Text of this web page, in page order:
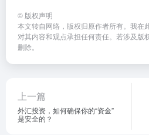
© 版权声明
本文转自网络，版权归原作者所有。我在
对其内容和观点承担任何责任。若涉及版
删除。
上一篇
外汇投资，如何确保你的“资金”
是安全的？